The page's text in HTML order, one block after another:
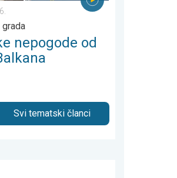
nepogode od
Svi tematski članci